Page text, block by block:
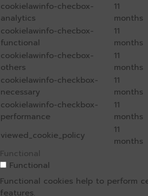
cookielawinfo-checbox-
analytics
11
months
cookielawinfo-checbox-
functional
11
months
cookielawinfo-checbox-
others
11
months
cookielawinfo-checkbox-
necessary
11
months
cookielawinfo-checkbox-
performance
11
months
viewed_cookie_policy
11
months
Functional
Functional
Functional cookies help to perform
features.